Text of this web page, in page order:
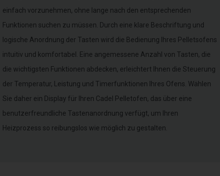
einfach vorzunehmen, ohne lange nach den entsprechenden
Funktionen suchen zu müssen. Durch eine klare Beschriftung und
logische Anordnung der Tasten wird die Bedienung Ihres Pelletsofens
intuitiv und komfortabel. Eine angemessene Anzahl von Tasten, die
die wichtigsten Funktionen abdecken, erleichtert Ihnen die Steuerung
der Temperatur, Leistung und Timerfunktionen Ihres Ofens. Wählen
Sie daher ein Display für Ihren Cadel Pelletofen, das über eine
benutzerfreundliche Tastenanordnung verfügt, um Ihren
Heizprozess so reibungslos wie möglich zu gestalten.